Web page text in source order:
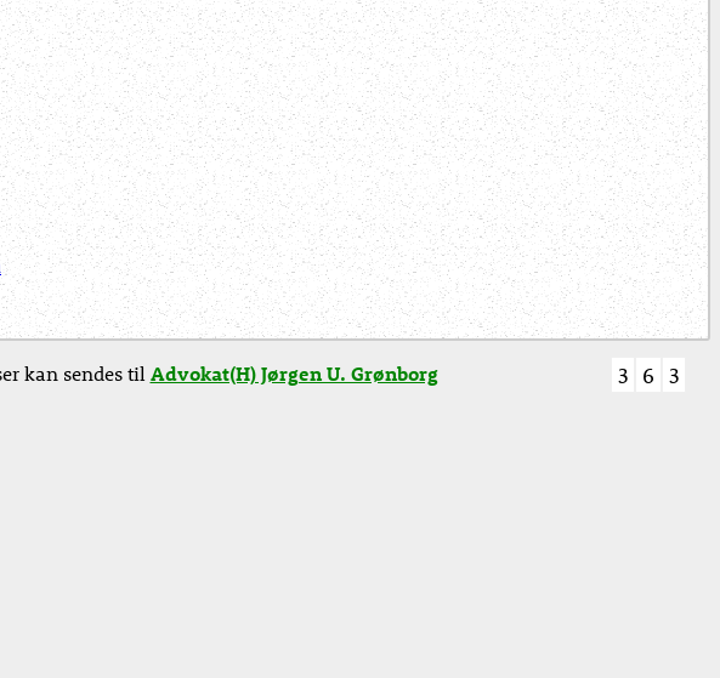
kan sendes tilAdvokat(H) Jørgen U. Grønborg 3 6 3